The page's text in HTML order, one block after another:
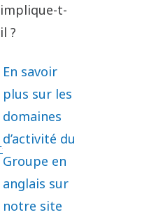
implique-t-
il ?
En savoir
plus sur les
domaines
d’activité du
Groupe en
anglais sur
notre site